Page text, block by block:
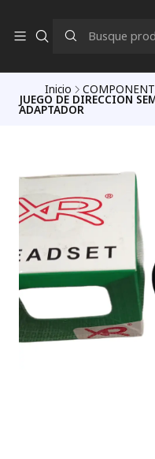
Inicio
JUEGO DE DIRECCION
ADAPTADOR